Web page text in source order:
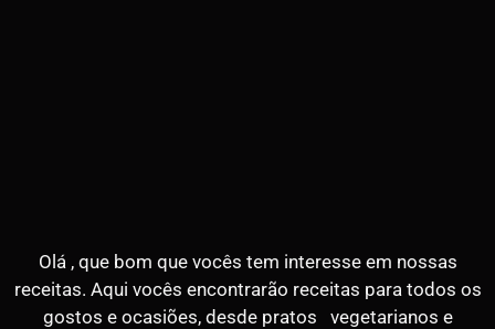
Olá , que bom que vocês tem interesse em nossas
receitas. Aqui vocês encontrarão receitas para todos os
gostos e ocasiões, desde pratos vegetarianos e